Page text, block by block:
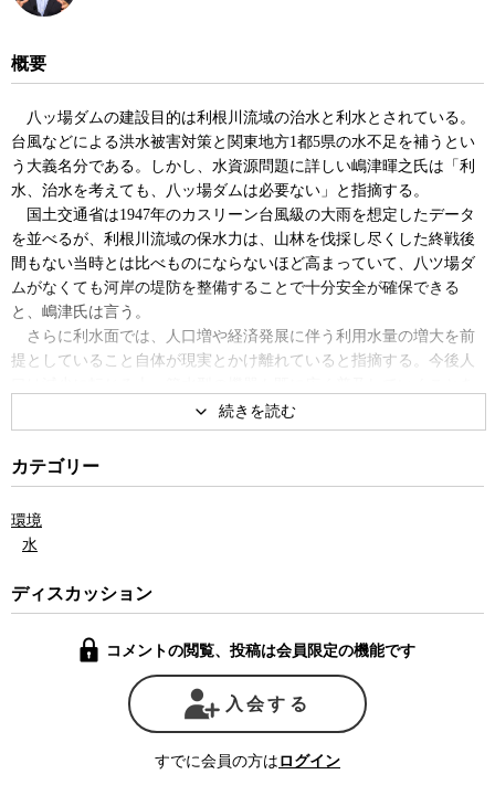
概要
八ッ場ダムの建設目的は利根川流域の治水と利水とされている。
台風などによる洪水被害対策と関東地方1都5県の水不足を補うとい
う大義名分である。しかし、水資源問題に詳しい嶋津暉之氏は「利
水、治水を考えても、八ッ場ダムは必要ない」と指摘する。
国土交通省は1947年のカスリーン台風級の大雨を想定したデータ
を並べるが、利根川流域の保水力は、山林を伐採し尽くした終戦後
間もない当時とは比べものにならないほど高まっていて、八ツ場ダ
ムがなくても河岸の堤防を整備することで十分安全が確保できる
と、嶋津氏は言う。
さらに利水面では、人口増や経済発展に伴う利用水量の増大を前
提としていること自体が現実とかけ離れていると指摘する。今後人
考えると流域の水使用量は減少が見込まれる。事実1990年代をピー
クに関東各都県では水利用量が減り始めているという。
建設を中止した後に必要な費用と最後まで建設した場合にかかる
費用を比較しても、いま止める方が遙かに安上がりだと、嶋津氏は
るが、あくまでもそれは地方自治体から国に税金が移管されるだけ
で、新たな住民負担が増えるわけではない。既に4千億円近くを投入
けることの方が全く費用対効果に合わない。
にジャーナリストの神保哲生が聞いた。
（聞き手 神保哲生（ビデオニュース・ドットコム））
カテゴリー
環境
水
ディスカッション
コメントの閲覧、投稿は会員限定の機能です
入会する
すでに会員の方は ログイン